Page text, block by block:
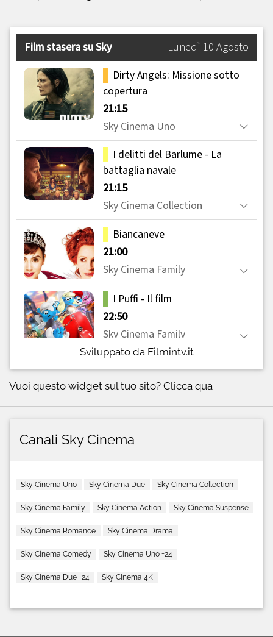
Sviluppato da Filmintv.it
Vuoi questo widget sul tuo sito? Clicca qua
Canali Sky Cinema
Sky Cinema Uno Sky Cinema Due Sky Cinema Collection
Sky Cinema Family Sky Cinema Action Sky Cinema Suspense
Sky Cinema Romance Sky Cinema Drama
Sky Cinema Comedy Sky Cinema Uno +24
Sky Cinema Due +24 Sky Cinema 4K